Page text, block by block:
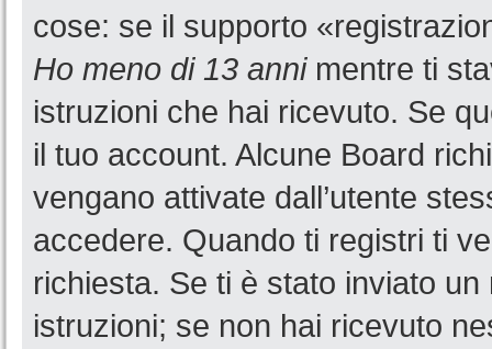
cose: se il supporto
Ho meno di 13 annimentre ti
istruzioni che hai ricevuto. Se
il tuo account. Alcune Board
vengano attivate dall’utente
accedere. Quando ti registri ti
richiesta. Se ti è stato inviato
istruzioni; se non hai ricevuto